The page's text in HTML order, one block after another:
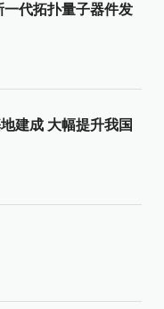
代拓扑量子器件发
建成 大幅提升我国